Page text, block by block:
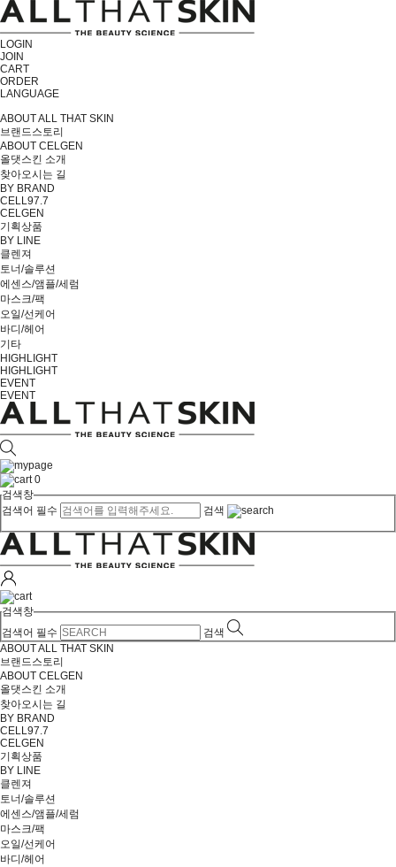
LOGIN
JOIN
CART
ORDER
LANGUAGE
ABOUT ALL THAT SKIN
브랜드스토리
ABOUT CELGEN
올댓스킨 소개
찾아오시는 길
BY BRAND
CELL97.7
CELGEN
기획상품
BY LINE
클렌져
토너/솔루션
에센스/앰플/세럼
마스크/팩
오일/선케어
바디/헤어
기타
HIGHLIGHT
HIGHLIGHT
EVENT
EVENT
0
검색창
검색어 필수
검색
검색창
검색어 필수
검색
ABOUT ALL THAT SKIN
브랜드스토리
ABOUT CELGEN
올댓스킨 소개
찾아오시는 길
BY BRAND
CELL97.7
CELGEN
기획상품
BY LINE
클렌져
토너/솔루션
에센스/앰플/세럼
마스크/팩
오일/선케어
바디/헤어